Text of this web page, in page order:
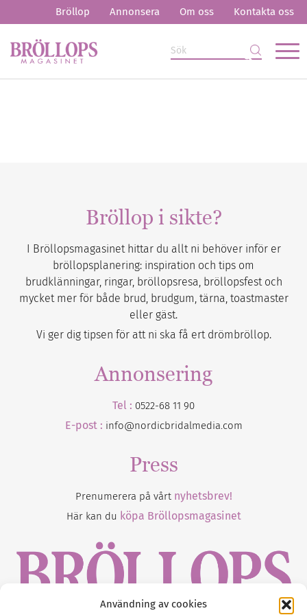
Användning av cookies
Bröllop Annonsera Om oss Kontakta oss
Bröllop i sikte?
I Bröllopsmagasinet hittar du allt ni behöver inför er
bröllopsplanering: inspiration och tips om
brudklänningar, ringar, bröllopsresa, bröllopsfest och
mycket mer för både brud, brudgum, tärna, toastmaster
eller gäst.
Vi ger dig tipsen för att ni ska få ert drömbröllop.
Annonsering
Tel : 0522-68 11 90
E-post : info@nordicbridalmedia.com
Press
Prenumerera på vårt nyhetsbrev!
Här kan du köpa Bröllopsmagasinet